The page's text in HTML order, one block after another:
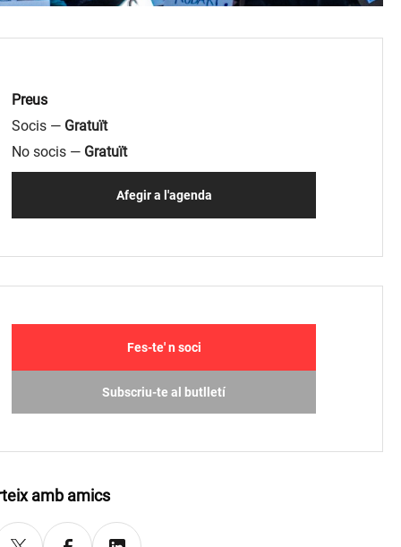
Preus
Socis — Gratuït
No socis — Gratuït
Afegir a l'agenda
Fes-te' n soci
Subscriu-te al butlletí
amb amics